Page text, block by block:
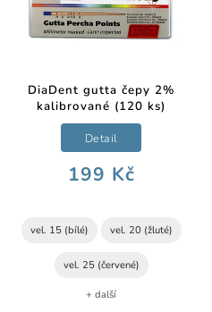
DiaDent gutta čepy 2%
kalibrované (120 ks)
199 Kč
Detail
vel. 15 (bílé) vel. 20 (žluté)
vel. 25 (červené)
+ další